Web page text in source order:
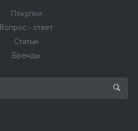
Покупки
Вопрос - ответ
Статьи
Бренды